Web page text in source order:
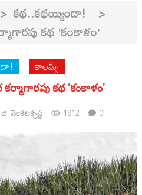
> కథ..కథయ్యిందా! >
కథ ‘కంకాళం’
కాలమ్స్
కథ ‘కంకాళం’
జి. వెంక‌ట‌కృష్ణ‌ 1912 0